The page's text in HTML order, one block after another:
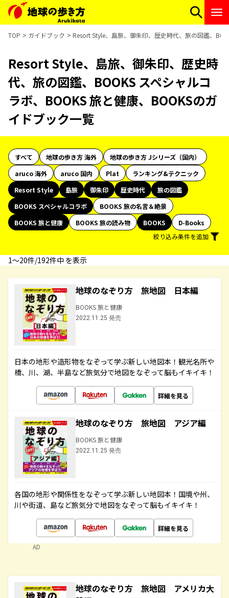
TOP ガイドブック Resort Style、島旅、御朱印、歴史時代、旅の図鑑、
Resort Style、島旅、御朱印、歴史時
代、旅の図鑑、BOOKS スペシャルコ
ラボ、BOOKS 旅と健康、BOOKSのガ
イドブック一覧
すべて 地球の歩き方 海外
地球の歩き方 Jシリーズ（国内）
aruco 海外
aruco 国内 Plat
ランキング&テクニック
Resort Style
島旅 御朱印 歴史時代
旅の図鑑
BOOKS スペシャルコラボ
BOOKS 旅の名言＆絶景
BOOKS 旅と健康
BOOKS 旅の読み物 BOOKS
D-Books
絞り込み条件を追加
1〜20件/192件中 を表示
地球のなぞり方 旅地図 日本編
BOOKS 旅と健康
2022.11.25 発売
日本の地形や造形物をなぞって学ぶ新しい地図本！観光名所や
橋、川、湖、半島など旅気分で地図をなぞって脳もイキイキ！
詳細を見る
地球のなぞり方 旅地図 アジア編
BOOKS 旅と健康
2022.11.25 発売
各国の地形や関係性をなぞって学ぶ新しい地図本！国境や州、
川や街道、島など旅気分で地図をなぞって脳もイキイキ！
詳細を見る
AD
地球のなぞり方 旅地図 アメリカ大